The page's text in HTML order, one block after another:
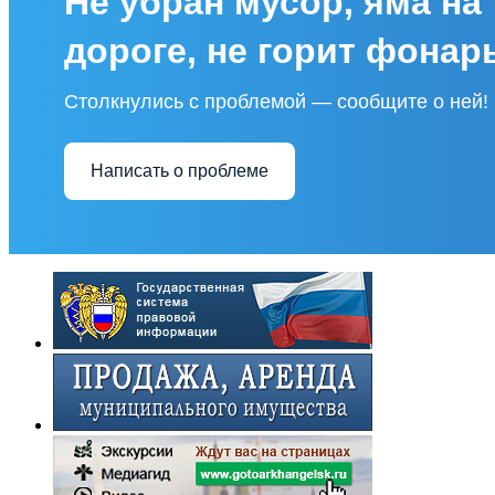
дороге, не горит
Столкнулись с проблемой — сообщите о ней!
Написать о проблеме